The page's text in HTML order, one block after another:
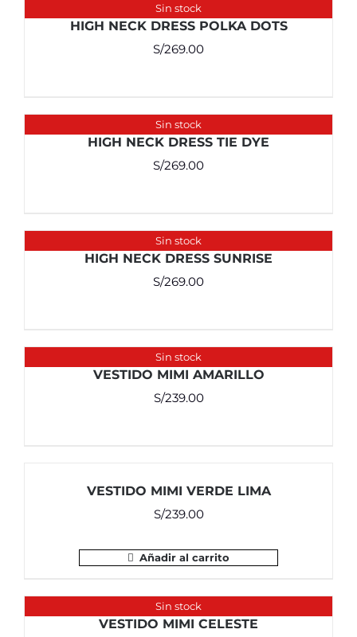
Sin stock
HIGH NECK DRESS POLKA DOTS
S/269.00
Sin stock
HIGH NECK DRESS TIE DYE
S/269.00
Sin stock
HIGH NECK DRESS SUNRISE
S/269.00
Sin stock
VESTIDO MIMI AMARILLO
S/239.00
VESTIDO MIMI VERDE LIMA
S/239.00
Añadir al carrito
Sin stock
VESTIDO MIMI CELESTE